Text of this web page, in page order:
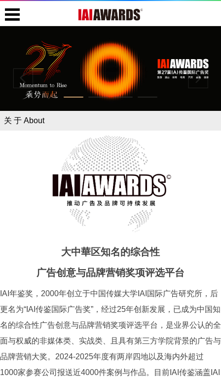
关 于 About
大中華区知名的综合性
广告创意与品牌营销奖项评选平台
IAI年鉴奖，2000年创立于中国传媒大学IAI国际广告研究所，后
更名为“IAI传鉴国际广告奖”，经过25年创新发展，已成为中国知
名的综合性广告创意与品牌营销奖项评选平台，是业界公认的全
面与权威的非媒体类、实战类、且具有第三方学院背景的广告与
品牌营销大奖。2024-2025年度有两岸四地以及海内外超过
1000家参赛公司报送近4000件案例与作品。目前IAI传鉴涵盖IAI